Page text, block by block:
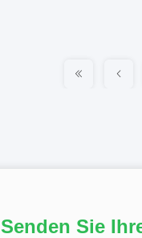
Senden Sie